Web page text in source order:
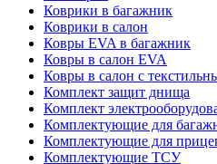
Коврики в багажник
Коврики в салон
Ковры EVA в багажник
Ковры в салон EVA
Ковры в салон с
Комплект защит днища
Комплект
Комплектующие для
Комплектующие для
Комплектующие ТСУ